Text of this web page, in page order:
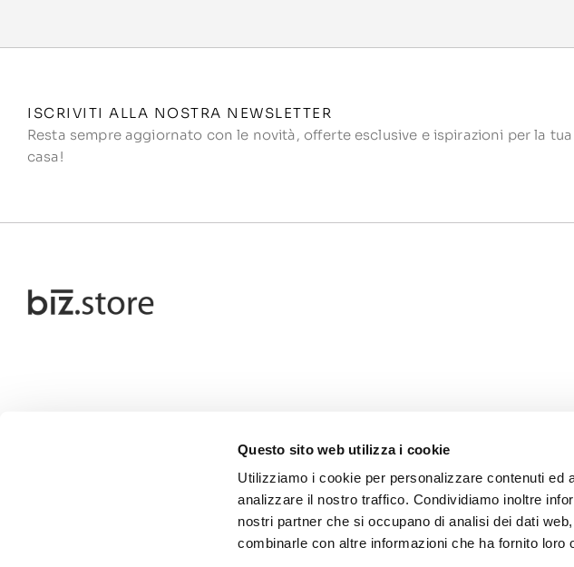
Questo sito web utilizza i cookie
Utilizziamo i cookie per personalizzare contenuti ed
analizzare il nostro traffico. Condividiamo inoltre
nostri partner che si occupano di analisi dei dati
combinarle con altre informazioni che ha fornito
ISCRIVITI ALLA NOSTRA NEWSLETTER
Resta sempre aggiornato con le novità, offerte esclusive e ispirazioni per la tua
casa!